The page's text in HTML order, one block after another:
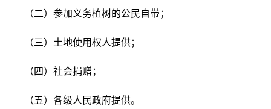
（二）参加义务植树的公民自带；
（三）土地使用权人提供；
（四）社会捐赠；
（五）各级人民政府提供。